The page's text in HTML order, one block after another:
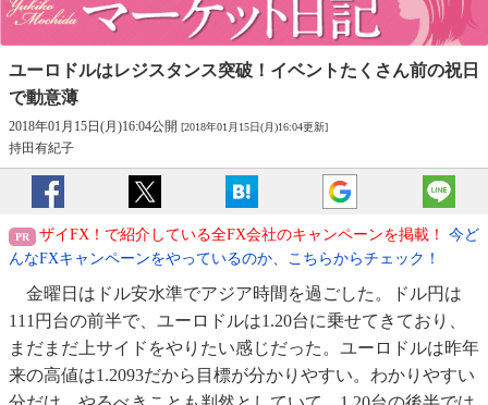
ユーロドルはレジスタンス突破！ イベントたくさん前の祝日
で動意薄
2018年01月15日(月)16:04公開 [2018年01月15日(月)16:04更新]
持田有紀子
ザイFX！で紹介している全FX会社のキャンペーンを掲載！
今ど
んなFXキャンペーンをやっているのか、こちらからチェック！
金曜日はドル安水準でアジア時間を過ごした。ドル円は
111円台の前半で、ユーロドルは1.20台に乗せてきており、
まだまだ上サイドをやりたい感じだった。ユーロドルは昨年
来の高値は1.2093だから目標が分かりやすい。わかりやすい